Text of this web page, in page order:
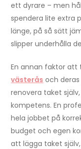
ett dyrare – men
spendera lite extra
länge, på så sätt
slipper underhålla
En annan faktor att
västerås och
renovera taket
kompetens. En
hela jobbet på
budget och egen
att lägga taket